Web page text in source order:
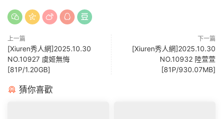
上一篇
[Xiuren秀人網]2025.10.30
NO.10927 虞姬無悔
[81P/1.20GB]
下一篇
[Xiuren秀人網]2025.10.30
NO.10932 陸萱萱
[81P/930.07MB]
猜你喜歡